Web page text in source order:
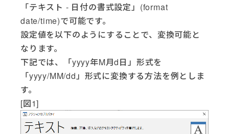
「テキスト - 日付の書式設定」(format
date/time)で可能です。
設定値を以下のようにすることで、変換可能と
なります。
下記では、「yyyy年M月d日」形式を
「yyyy/MM/dd」形式に変換する方法を例としま
す。
[図1]